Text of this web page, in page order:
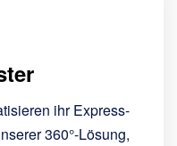
ihr Express-
360°-Lösung,